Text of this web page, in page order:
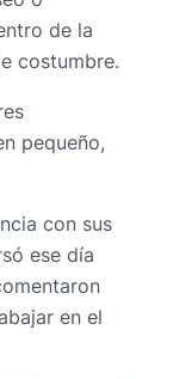
de la
costumbre.
pequeño,
con sus
ese día
en el